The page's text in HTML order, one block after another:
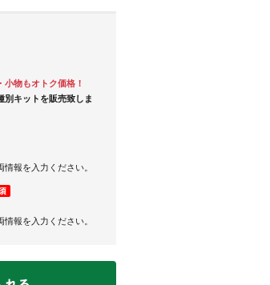
小物もオトク価格！
別キットを販売致しま
報を入力ください。
報を入力ください。